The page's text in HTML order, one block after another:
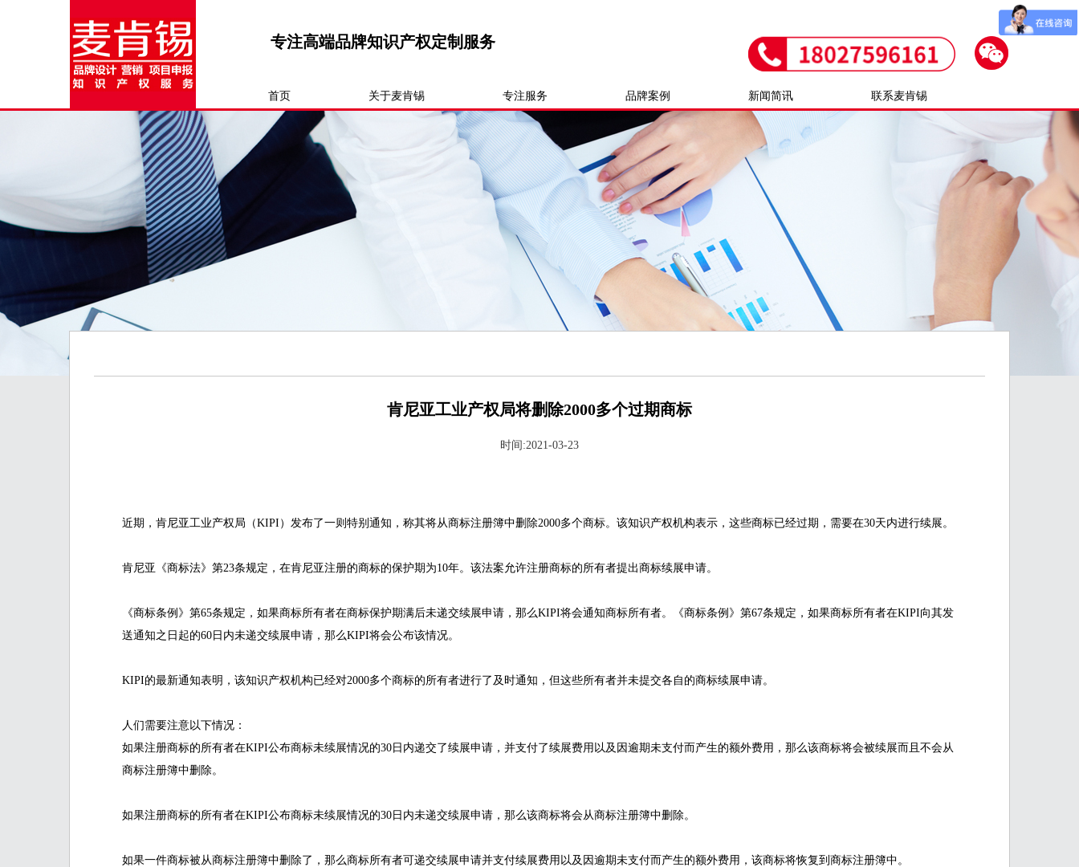
专注高端品牌知识产权定制服务
首页 关于麦肯锡 专注服务 品牌案例 新闻简讯 联系麦肯锡
肯尼亚工业产权局将删除2000多个过期商标
时间:2021-03-23
近期，肯尼亚工业产权局（KIPI）发布了一则特别通知，称其将从商标注册簿中删除2000多个商标。该知识产权机构表示，这些商标已经过期，需要在30天内进行续展。
肯尼亚《商标法》第23条规定，在肯尼亚注册的商标的保护期为10年。该法案允许注册商标的所有者提出商标续展申请。
《商标条例》第65条规定，如果商标所有者在商标保护期满后未递交续展申请，那么KIPI将会通知商标所有者。《商标条例》第67条规定，如果商标所有者在KIPI向其发
送通知之日起的60日内未递交续展申请，那么KIPI将会公布该情况。
KIPI的最新通知表明，该知识产权机构已经对2000多个商标的所有者进行了及时通知，但这些所有者并未提交各自的商标续展申请。
人们需要注意以下情况：
如果注册商标的所有者在KIPI公布商标未续展情况的30日内递交了续展申请，并支付了续展费用以及因逾期未支付而产生的额外费用，那么该商标将会被续展而且不会从
商标注册簿中删除。
如果注册商标的所有者在KIPI公布商标未续展情况的30日内未递交续展申请，那么该商标将会从商标注册簿中删除。
如果一件商标被从商标注册簿中删除了，那么商标所有者可递交续展申请并支付续展费用以及因逾期未支付而产生的额外费用，该商标将恢复到商标注册簿中。